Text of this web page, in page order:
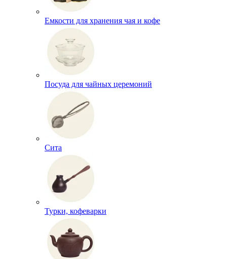
Емкости для хранения чая и кофе
Посуда для чайных церемоний
Сита
Турки, кофеварки